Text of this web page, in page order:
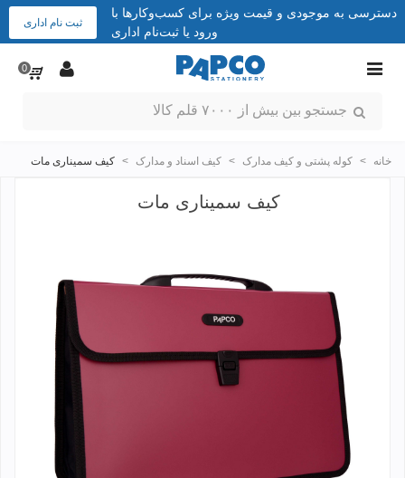
دسترسی به موجودی و قیمت ویژه برای کسب‌وکارها با
ورود یا ثبت‌نام اداری
ثبت نام اداری
0
خانه > کوله پشتی و کیف مدارک > کیف اسناد و مدارک > کیف سمیناری مات
کیف سمیناری مات